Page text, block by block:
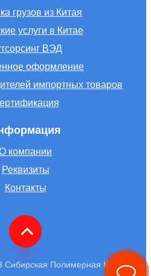
грузов из Китая
услуги в Китае
ВЭД
оформление
импортных товаров
компании
Реквизиты
Контакты
Сибирская Полимерная Компания